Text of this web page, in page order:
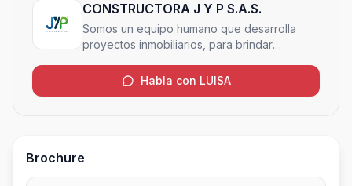
CONSTRUCTORA J Y P S.A.S.
Somos un equipo humano que desarrolla
proyectos inmobiliarios, para brindar
Habla con LUISA
Brochure